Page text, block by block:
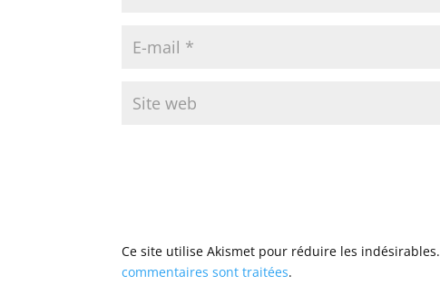
Ce site utilise Akismet pour réduire les indésirables.
commentaires sont traitées.